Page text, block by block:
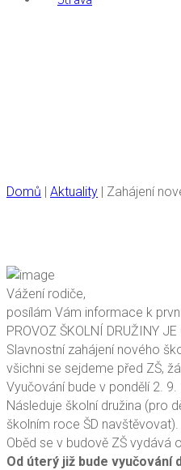
Domů | Aktuality | Zahájení
Vážení rodiče,
posílám Vám informace k
PROVOZ ŠKOLNÍ DRUŽINY JE
Slavnostní zahájení nového
všichni se sejdeme před ZŠ,
Vyučování bude v pondělí 2.
Následuje školní družina (pro
školním roce ŠD navštěvovat).
Oběd se v budově ZŠ vydává
Od úterý již bude vyučování